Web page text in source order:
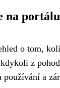
na
o tom,
z
používání a